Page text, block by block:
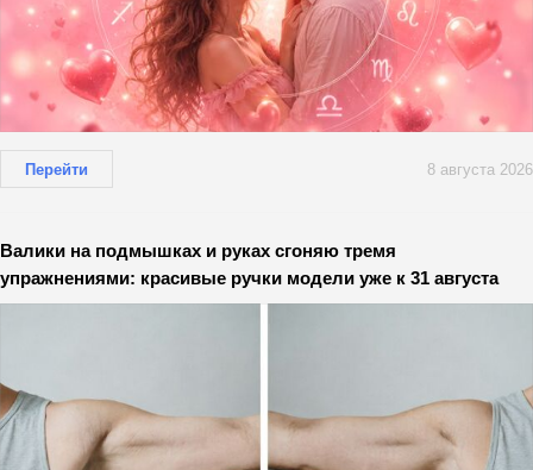
Перейти 8 августа 2026
Валики на подмышках и руках сгоняю тремя
упражнениями: красивые ручки модели уже к 31 августа